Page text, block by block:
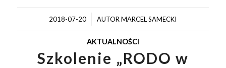
2018-07-20
/ AUTORMARCEL SAMECKI
AKTUALNOŚCI
Szkolenie „RODO w